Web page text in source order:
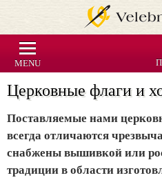
Церковные флаги и
Поставляемые нами
всегда отличаются
снабжены вышивкой или
традиции в области
MENU